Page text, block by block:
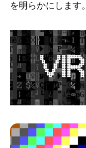
を明らかにします。